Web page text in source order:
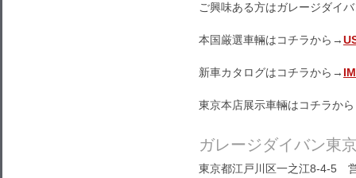
ご興味ある方はガレージダイ
本国厳選車輛はコチラから→
新車カタログはコチラから→
東京本店展示車輛はコチラか
ガレージダイバン東
東京都江戸川区一之江8-4-5